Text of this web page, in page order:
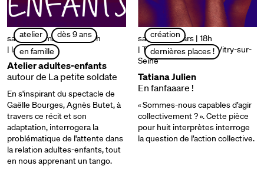
atelier
dès 9 ans
en famille
samedi 15 mars | 15h à 17h
| la briqueterie
Atelier adultes-enfants
autour de La petite soldate
En s'inspirant du spectacle de
Gaëlle Bourges, Agnès Butet, à
travers ce récit et son
adaptation, interrogera la
problématique de l'attente dans
la relation adultes-enfants, tout
en nous apprenant un tango.
création
dernières places !
samedi 15 mars | 18h
| Théâtre Jean-Vilar – Vitry-sur-
Seine
Tatiana Julien
En fanfaaare !
« Sommes-nous capables d’agir
collectivement ? ». Cette pièce
pour huit interprètes interroge
la question de l’action collective.